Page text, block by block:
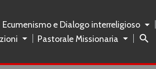
Ecumenismo e Dialogo interreligioso
Pastorale Missionaria search